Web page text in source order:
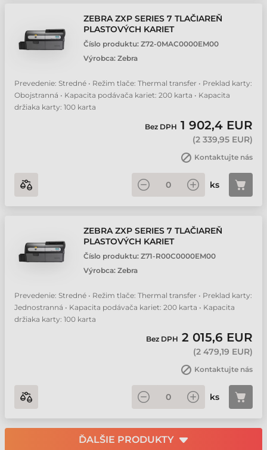
ZEBRA ZXP SERIES 7 TLAČIAREŇ
PLASTOVÝCH KARIET
Číslo produktu: Z72-0MAC0000EM00
Výrobca: Zebra
Prevedenie: Stredné • Režim tlače: Thermal transfer • Preklad karty:
Obojstranná • Kapacita podávača kariet: 200 karta • Kapacita
držiaka karty: 100 karta
Bez DPH 1 902,4 EUR
(2 339,95 EUR)
Kontaktujte nás
ks
ZEBRA ZXP SERIES 7 TLAČIAREŇ
PLASTOVÝCH KARIET
Číslo produktu: Z71-R00C0000EM00
Výrobca: Zebra
Prevedenie: Stredné • Režim tlače: Thermal transfer • Preklad karty:
Jednostranná • Kapacita podávača kariet: 200 karta • Kapacita
držiaka karty: 100 karta
Bez DPH 2 015,6 EUR
(2 479,19 EUR)
Kontaktujte nás
ks
ĎALŠIE PRODUKTY